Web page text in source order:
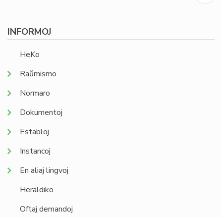
page
INFORMOJ
HeKo
Raŭmismo
Normaro
Dokumentoj
Establoj
Instancoj
En aliaj lingvoj
Heraldiko
Oftaj demandoj